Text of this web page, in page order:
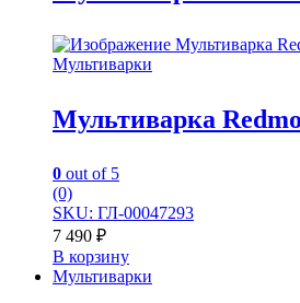
Мультиварки
Мультиварка
0 out of 5
(0)
SKU: ГЛ-00047293
7 490 ₽
В корзину
Мультиварки